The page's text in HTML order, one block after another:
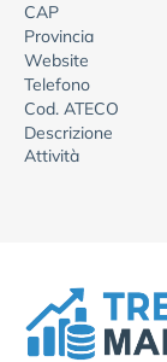
CAP
Provincia
Website
Telefono
Cod. ATECO
Descrizione
Attività